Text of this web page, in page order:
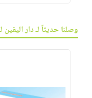
وصلنا حديثاً لـ دار